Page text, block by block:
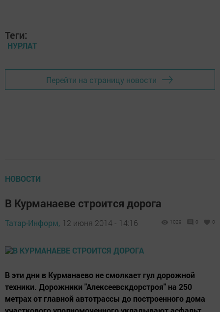
Теги:
НУРЛАТ
Перейти на страницу новости
НОВОСТИ
В Курманаеве строится дорога
Татар-Информ, 12 июня 2014 - 14:16 1029 0 0
В эти дни в Курманаево не смолкает гул дорожной
техники. Дорожники "Алексеевскдорстроя" на 250
метрах от главной автотрассы до построенного дома